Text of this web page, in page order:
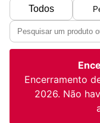
Todos
Encerramento
2026. Não